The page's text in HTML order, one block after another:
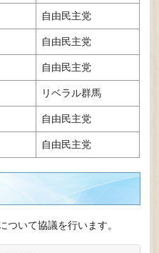
自由民主党
自由民主党
自由民主党
リベラル群馬
自由民主党
自由民主党
ついて協議を行います。